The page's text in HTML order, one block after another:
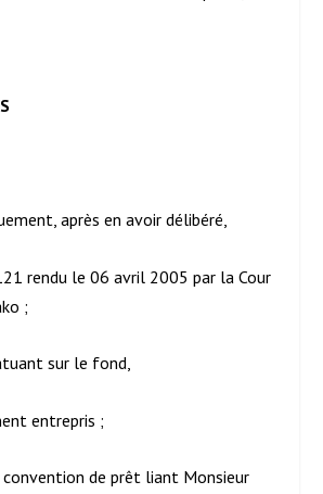
après en avoir délibéré,
rendu le 06 avril 2005 par la Cour
;
sur le fond,
entrepris ;
de prêt liant Monsieur